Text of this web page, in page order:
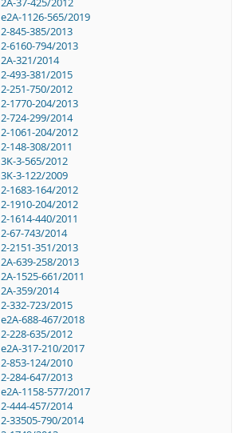
e2A-1126-565/2019
2-845-385/2013
2-6160-794/2013
2A-321/2014
2-493-381/2015
2-251-750/2012
2-1770-204/2013
2-724-299/2014
2-1061-204/2012
2-148-308/2011
3K-3-565/2012
3K-3-122/2009
2-1683-164/2012
2-1910-204/2012
2-1614-440/2011
2-67-743/2014
2-2151-351/2013
2A-639-258/2013
2A-1525-661/2011
2A-359/2014
2-332-723/2015
e2A-688-467/2018
2-228-635/2012
e2A-317-210/2017
2-853-124/2010
2-284-647/2013
e2A-1158-577/2017
2-444-457/2014
2-33505-790/2014